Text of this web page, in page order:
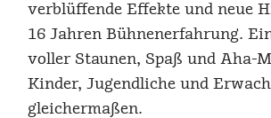
verblüffende Effekte und neue
16 Jahren Bühnenerfahrung.
voller Staunen, Spaß und Aha-
Kinder, Jugendliche und
gleichermaßen.